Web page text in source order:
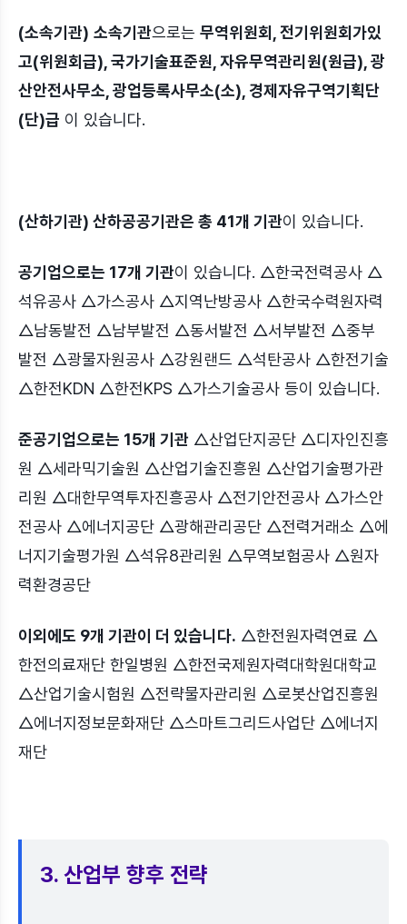
(소속기관) 소속기관으로는 무역위원회, 전기위원회가있
고(위원회급), 국가기술표준원, 자유무역관리원(원급), 광
산안전사무소, 광업등록사무소(소), 경제자유구역기획단
(단)급 이 있습니다.
(산하기관) 산하공공기관은 총 41개 기관이 있습니다.
공기업으로는 17개 기관이 있습니다. △한국전력공사 △
석유공사 △가스공사 △지역난방공사 △한국수력원자력
△남동발전 △남부발전 △동서발전 △서부발전 △중부
발전 △광물자원공사 △강원랜드 △석탄공사 △한전기술
△한전KDN △한전KPS △가스기술공사 등이 있습니다.
준공기업으로는 15개 기관 △산업단지공단 △디자인진흥
원 △세라믹기술원 △산업기술진흥원 △산업기술평가관
리원 △대한무역투자진흥공사 △전기안전공사 △가스안
전공사 △에너지공단 △광해관리공단 △전력거래소 △에
너지기술평가원 △석유8관리원 △무역보험공사 △원자
력환경공단
이외에도 9개 기관이 더 있습니다. △한전원자력연료 △
한전의료재단 한일병원 △한전국제원자력대학원대학교
△산업기술시험원 △전략물자관리원 △로봇산업진흥원
△에너지정보문화재단 △스마트그리드사업단 △에너지
재단
3. 산업부 향후 전략